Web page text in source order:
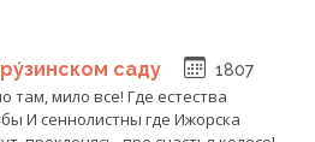
саду 1807
там, мило все! Где естества
И сеннолистны где Ижорска